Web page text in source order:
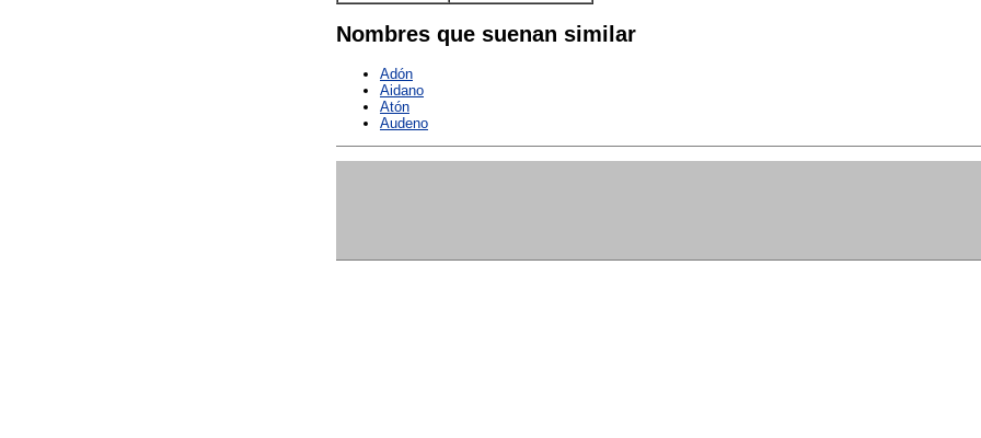
Nombres que suenan similar
Adón
Aidano
Atón
Audeno